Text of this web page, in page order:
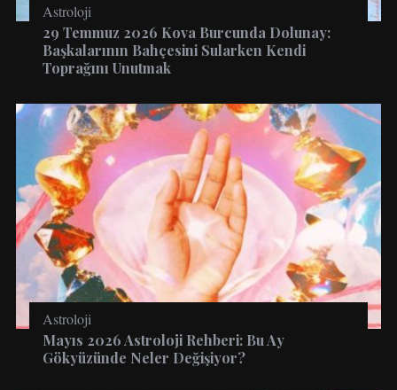
Astroloji
29 Temmuz 2026 Kova Burcunda Dolunay:
Başkalarının Bahçesini Sularken Kendi
Toprağını Unutmak
Astroloji
Mayıs 2026 Astroloji Rehberi: Bu Ay
Gökyüzünde Neler Değişiyor?